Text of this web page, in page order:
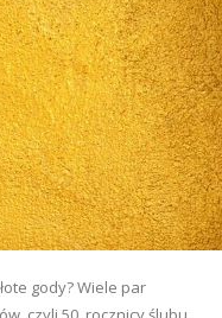
gody? Wiele par